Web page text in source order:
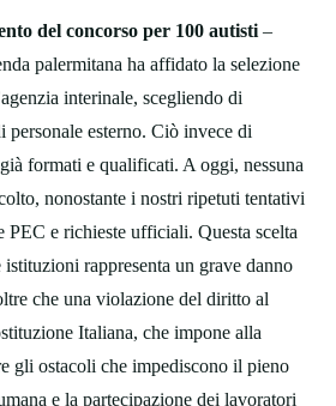
del concorso per 100 autisti –
palermitana ha affidato la selezione
interinale, scegliendo di
personale esterno. Ciò invece di
formati e qualificati. A oggi, nessuna
nonostante i nostri ripetuti tentativi
PEC e richieste ufficiali. Questa scelta
rappresenta un grave danno
che una violazione del diritto al
Italiana, che impone alla
gli ostacoli che impediscono il pieno
e la partecipazione dei lavoratori